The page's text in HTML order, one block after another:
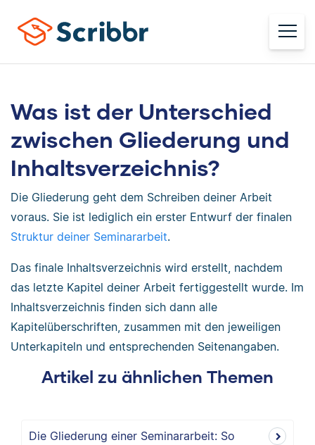
Was ist der Unterschied
zwischen Gliederung und
Inhaltsverzeichnis?
Die Gliederung geht dem Schreiben deiner Arbeit
voraus. Sie ist lediglich ein erster Entwurf der finalen
Struktur deiner Seminararbeit.
Das finale Inhaltsverzeichnis wird erstellt, nachdem
das letzte Kapitel deiner Arbeit fertiggestellt wurde. Im
Inhaltsverzeichnis finden sich dann alle
Kapitelüberschriften, zusammen mit den jeweiligen
Unterkapiteln und entsprechenden Seitenangaben.
Artikel zu ähnlichen Themen
Die Gliederung einer Seminararbeit: So